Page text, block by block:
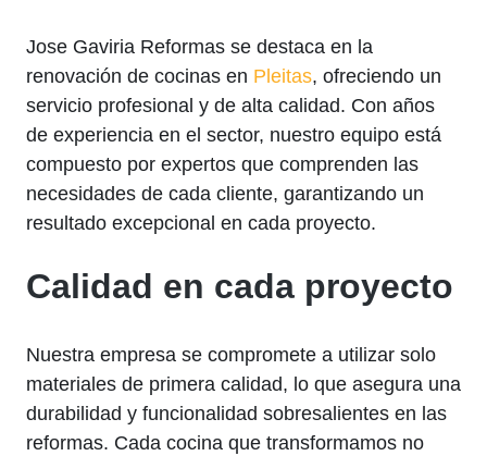
Jose Gaviria Reformas se destaca en la
renovación de cocinas en Pleitas, ofreciendo un
servicio profesional y de alta calidad. Con años
de experiencia en el sector, nuestro equipo está
compuesto por expertos que comprenden las
necesidades de cada cliente, garantizando un
resultado excepcional en cada proyecto.
Calidad en cada proyecto
Nuestra empresa se compromete a utilizar solo
materiales de primera calidad, lo que asegura una
durabilidad y funcionalidad sobresalientes en las
reformas. Cada cocina que transformamos no